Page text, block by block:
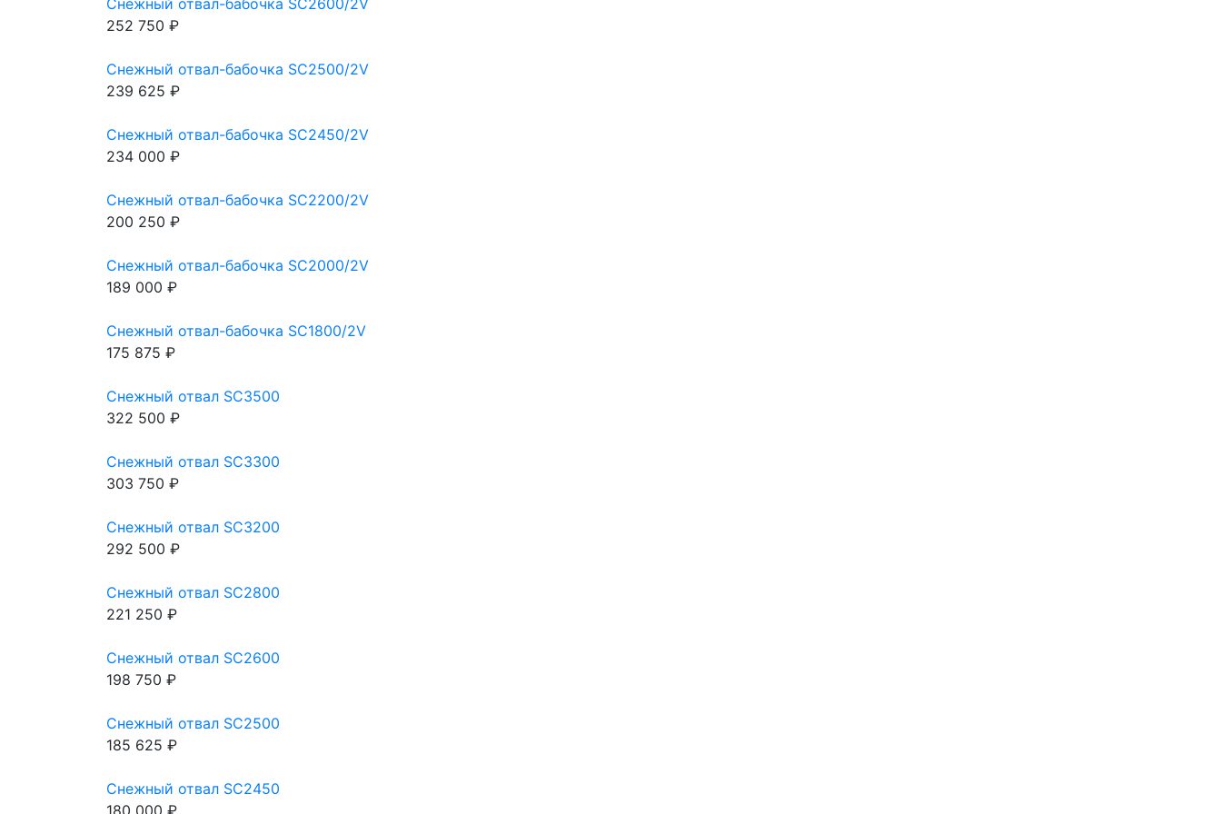
Снежный отвал-бабочка SC2600/2V
252 750 ₽
Снежный отвал-бабочка SC2500/2V
239 625 ₽
Снежный отвал-бабочка SC2450/2V
234 000 ₽
Снежный отвал-бабочка SC2200/2V
200 250 ₽
Снежный отвал-бабочка SC2000/2V
189 000 ₽
Снежный отвал-бабочка SC1800/2V
175 875 ₽
Снежный отвал SC3500
322 500 ₽
Снежный отвал SC3300
303 750 ₽
Снежный отвал SC3200
292 500 ₽
Снежный отвал SC2800
221 250 ₽
Снежный отвал SC2600
198 750 ₽
Снежный отвал SC2500
185 625 ₽
Снежный отвал SC2450
180 000 ₽